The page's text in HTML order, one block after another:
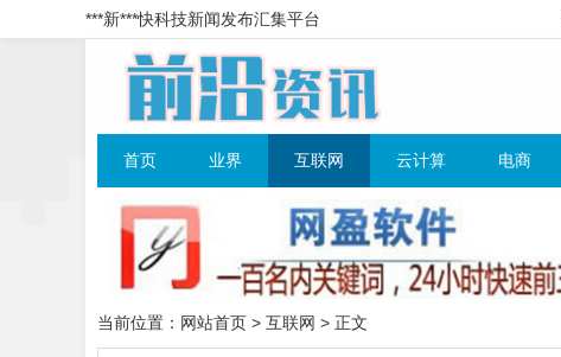
***新***快科技新闻发布汇集平台
首页 业界 互联网 云计算 电商
当前位置： 网站首页 > 互联网 > 正文